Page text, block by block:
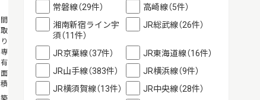
常磐線（29件）
高崎線（5件）
湘南新宿ライン宇
須（11件）
JR総武線（26件）
JR京葉線（37件）
JR東海道線（16件）
JR山手線（383件）
JR横浜線（9件）
JR横須賀線（13件）
JR中央線（28件）
間
取
り・
専
有
面
積
31.1m²
2022年01月